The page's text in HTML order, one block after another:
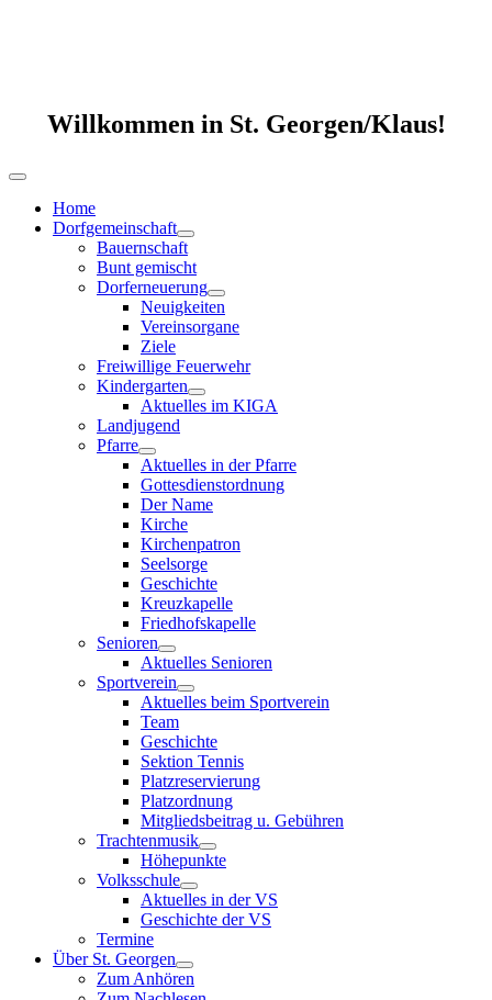
Willkommen in St. Georgen/Klaus!
Home
Dorfgemeinschaft
Bauernschaft
Bunt gemischt
Dorferneuerung
Neuigkeiten
Vereinsorgane
Ziele
Freiwillige Feuerwehr
Kindergarten
Aktuelles im KIGA
Landjugend
Pfarre
Aktuelles in der Pfarre
Gottesdienstordnung
Der Name
Kirche
Kirchenpatron
Seelsorge
Geschichte
Kreuzkapelle
Friedhofskapelle
Senioren
Aktuelles Senioren
Sportverein
Aktuelles beim Sportverein
Team
Geschichte
Sektion Tennis
Platzreservierung
Platzordnung
Mitgliedsbeitrag u. Gebühren
Trachtenmusik
Höhepunkte
Volksschule
Aktuelles in der VS
Geschichte der VS
Termine
Über St. Georgen
Zum Anhören